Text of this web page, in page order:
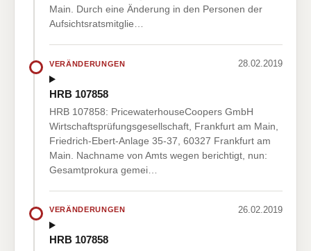
Main. Durch eine Änderung in den Personen der
Aufsichtsratsmitglie…
VERÄNDERUNGEN 28.02.2019
HRB 107858
HRB 107858: PricewaterhouseCoopers GmbH
Wirtschaftsprüfungsgesellschaft, Frankfurt am Main,
Friedrich-Ebert-Anlage 35-37, 60327 Frankfurt am
Main. Nachname von Amts wegen berichtigt, nun:
Gesamtprokura gemei…
VERÄNDERUNGEN 26.02.2019
HRB 107858